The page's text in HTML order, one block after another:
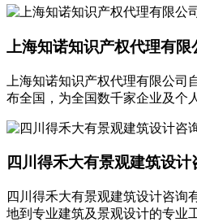
上海知诺知识产权代理有限
上海知诺知识产权代理有限公司
布全国，为全国数千家企业及个
四川得禾大有景观建筑设计
四川得禾大有景观建筑设计咨询
地到专业建筑及景观设计的专业